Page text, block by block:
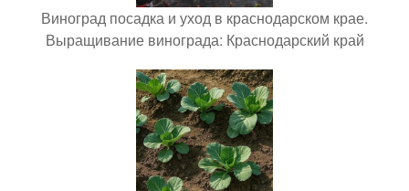
Виноград посадка и уход в краснодарском крае.
Выращивание винограда: Краснодарский край